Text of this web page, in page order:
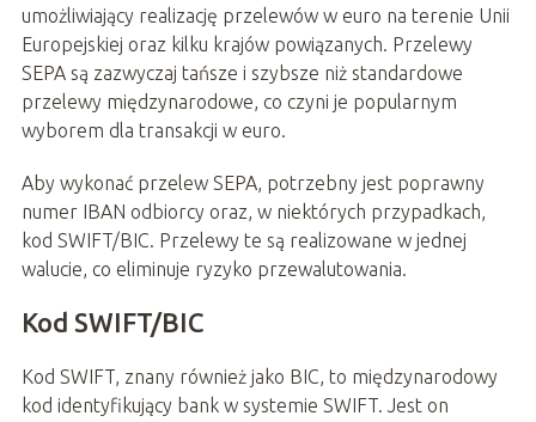
umożliwiający realizację przelewów w euro na terenie Unii
Europejskiej oraz kilku krajów powiązanych. Przelewy
SEPA są zazwyczaj tańsze i szybsze niż standardowe
przelewy międzynarodowe, co czyni je popularnym
wyborem dla transakcji w euro.
Aby wykonać przelew SEPA, potrzebny jest poprawny
numer IBAN odbiorcy oraz, w niektórych przypadkach,
kod SWIFT/BIC. Przelewy te są realizowane w jednej
walucie, co eliminuje ryzyko przewalutowania.
Kod SWIFT/BIC
Kod SWIFT, znany również jako BIC, to międzynarodowy
kod identyfikujący bank w systemie SWIFT. Jest on